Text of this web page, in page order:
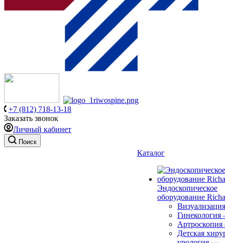
+7 (812) 718-13-18
Заказать звонок
Личный кабинет
Поиск
Каталог
Эндоскопическое
оборудование
Визуализация
Гинекология
Артроскопия
Детская